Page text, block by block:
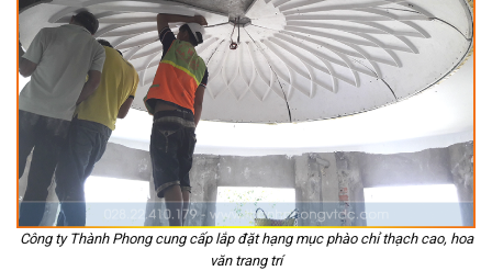
Công ty Thành Phong cung cấp lắp đặt hạng mục phào chỉ thạch cao, hoa
văn trang trí